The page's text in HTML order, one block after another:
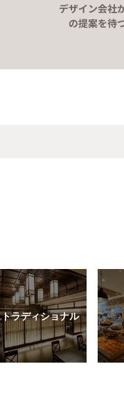
トラディショナル